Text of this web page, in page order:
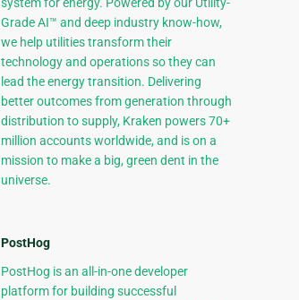
system for energy. Powered by our Utility-
Grade AI™ and deep industry know-how,
we help utilities transform their
technology and operations so they can
lead the energy transition. Delivering
better outcomes from generation through
distribution to supply, Kraken powers 70+
million accounts worldwide, and is on a
mission to make a big, green dent in the
universe.
PostHog
PostHog is an all-in-one developer
platform for building successful